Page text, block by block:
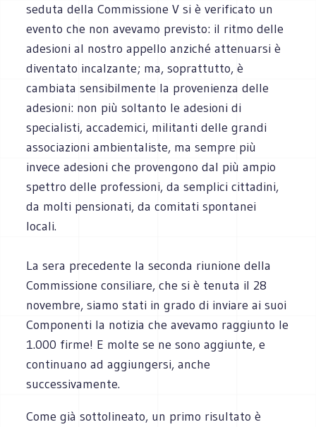
seduta della Commissione V si è verificato un
evento che non avevamo previsto: il ritmo delle
adesioni al nostro appello anziché attenuarsi è
diventato incalzante; ma, soprattutto, è
cambiata sensibilmente la provenienza delle
adesioni: non più soltanto le adesioni di
specialisti, accademici, militanti delle grandi
associazioni ambientaliste, ma sempre più
invece adesioni che provengono dal più ampio
spettro delle professioni, da semplici cittadini,
da molti pensionati, da comitati spontanei
locali.
La sera precedente la seconda riunione della
Commissione consiliare, che si è tenuta il 28
novembre, siamo stati in grado di inviare ai suoi
Componenti la notizia che avevamo raggiunto le
1.000 firme! E molte se ne sono aggiunte, e
continuano ad aggiungersi, anche
successivamente.
Come già sottolineato, un primo risultato è